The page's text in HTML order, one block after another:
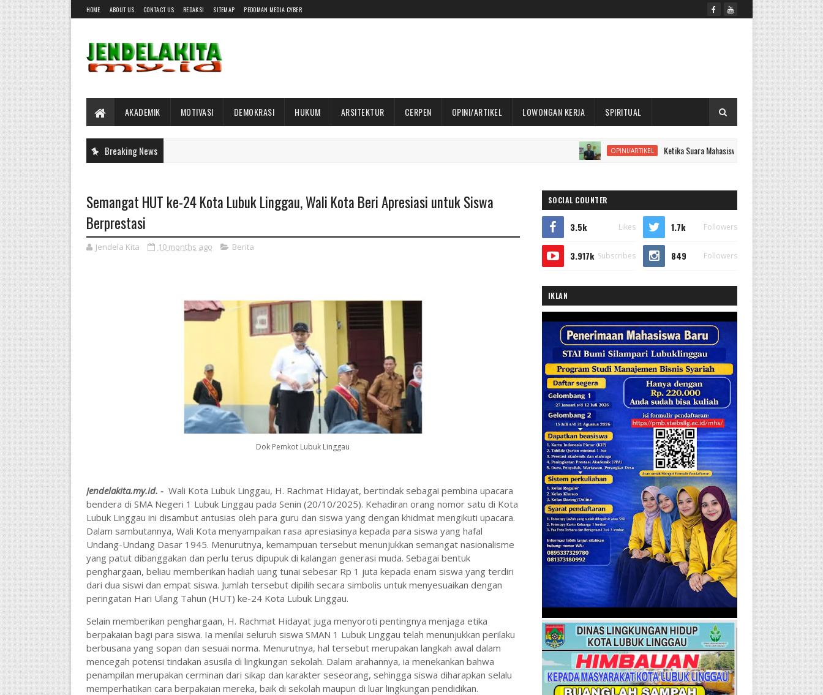
HOME ABOUT US CONTACT US REDAKSI SITEMAP PEDOMAN MEDIA CYBER
AKADEMIK MOTIVASI DEMOKRASI HUKUM ARSITEKTUR CERPEN OPINI/ARTIKEL LOWONGAN KERJA SPIRITUAL
Breaking News OPINI/ARTIKEL Ketika Suara Mahasiswa Terancam, Demokrasi Kampus
Semangat HUT ke-24 Kota Lubuk Linggau, Wali Kota Beri Apresiasi untuk Siswa
Berprestasi
Jendela Kita 10 months ago Berita
Dok Pemkot Lubuk Linggau
Jendelakita.my.id. - Wali Kota Lubuk Linggau, H. Rachmat Hidayat, bertindak sebagai pembina upacara
bendera di SMA Negeri 1 Lubuk Linggau pada Senin (20/10/2025). Kehadiran orang nomor satu di Kota
Lubuk Linggau ini disambut antusias oleh para guru dan siswa yang dengan khidmat mengikuti upacara.
Dalam sambutannya, Wali Kota menyampaikan rasa apresiasinya kepada para siswa yang hafal
Undang-Undang Dasar 1945. Menurutnya, kemampuan tersebut menunjukkan semangat nasionalisme
yang patut dibanggakan dan perlu terus dipupuk di kalangan generasi muda. Sebagai bentuk
penghargaan, beliau memberikan hadiah uang tunai sebesar Rp 1 juta kepada enam siswa yang terdiri
dari dua siswi dan empat siswa. Jumlah tersebut dipilih secara simbolis untuk menyesuaikan dengan
peringatan Hari Ulang Tahun (HUT) ke-24 Kota Lubuk Linggau.
Selain memberikan penghargaan, H. Rachmat Hidayat juga menyoroti pentingnya menjaga etika
berpakaian bagi para siswa. Ia menilai seluruh siswa SMAN 1 Lubuk Linggau telah menunjukkan perilaku
berbusana yang sopan dan sesuai norma. Menurutnya, hal tersebut merupakan langkah awal dalam
mencegah potensi tindakan asusila di lingkungan sekolah. Dalam arahannya, ia menekankan bahwa
penampilan merupakan cerminan dari sikap dan karakter seseorang, sehingga siswa diharapkan selalu
memperhatikan cara berpakaian mereka, baik di sekolah maupun di luar lingkungan pendidikan.
SOCIAL COUNTER
3.5k Likes 1.7k Followers
3.917k Subscribes 849 Followers
IKLAN